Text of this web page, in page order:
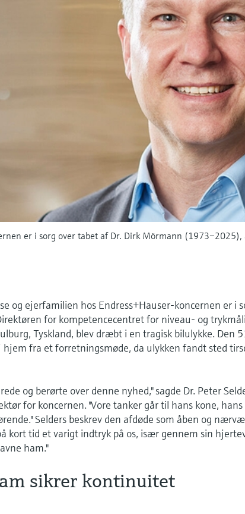
er i sorg over tabet af Dr. Dirk Mörmann
og ejerfamilien hos Endress+Hauser-koncernen er i
for kompetencecentret for niveau- og
Tyskland, blev dræbt i en tragisk bilulykke. Den
fra et forretningsmøde, da ulykken fandt sted
og berørte over denne nyhed," sagde Dr. Peter
for koncernen. "Vore tanker går til hans kone,
Selders beskrev den afdøde som åben og
kort tid et varigt indtryk på os, især gennem sin
ham."
sikrer kontinuitet